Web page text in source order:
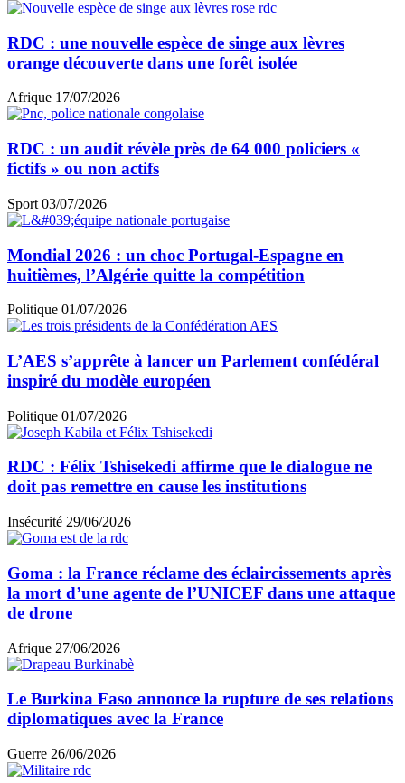
RDC : une nouvelle espèce de singe aux lèvres
orange découverte dans une forêt isolée
Afrique 17/07/2026
RDC : un audit révèle près de 64 000 policiers «
fictifs » ou non actifs
Sport 03/07/2026
Mondial 2026 : un choc Portugal-Espagne en
huitièmes, l’Algérie quitte la compétition
Politique 01/07/2026
L’AES s’apprête à lancer un Parlement confédéral
inspiré du modèle européen
Politique 01/07/2026
RDC : Félix Tshisekedi affirme que le dialogue ne
doit pas remettre en cause les institutions
Insécurité 29/06/2026
Goma : la France réclame des éclaircissements après
la mort d’une agente de l’UNICEF dans une attaque
de drone
Afrique 27/06/2026
Le Burkina Faso annonce la rupture de ses relations
diplomatiques avec la France
Guerre 26/06/2026